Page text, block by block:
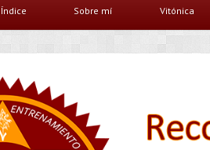
Índice Sobre mí Vitónica